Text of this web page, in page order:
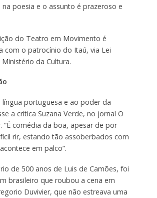
poesia e o assunto é prazeroso e
do Teatro em Movimento é
com o patrocínio do Itaú, via Lei
da Cultura.
língua portuguesa e ao poder da
a crítica Suzana Verde, no jornal O
“É comédia da boa, apesar de por
rir, estando tão assoberbados com
em palco”.
de 500 anos de Luis de Camões, foi
brasileiro que roubou a cena em
Duvivier, que não estreava uma